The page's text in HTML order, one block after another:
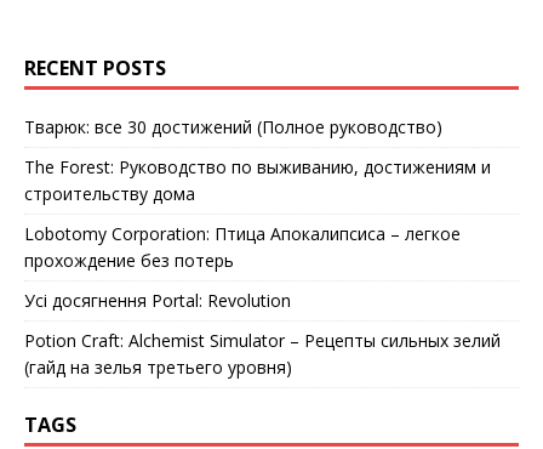
RECENT POSTS
Тварюк: все 30 достижений (Полное руководство)
The Forest: Руководство по выживанию, достижениям и
строительству дома
Lobotomy Corporation: Птица Апокалипсиса – легкое
прохождение без потерь
Усі досягнення Portal: Revolution
Potion Craft: Alchemist Simulator – Рецепты сильных зелий
(гайд на зелья третьего уровня)
TAGS